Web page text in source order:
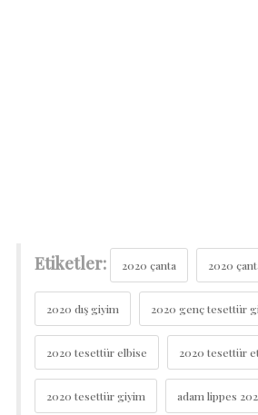
Etiketler: 2020 çanta 2020
2020 dış giyim 2020 genç tesettür
2020 tesettür elbise 2020 tesettür
2020 tesettür giyim adam lippes